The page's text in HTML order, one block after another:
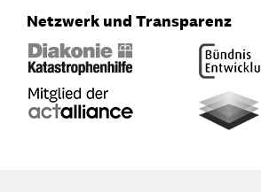
Netzwerk und Transparenz